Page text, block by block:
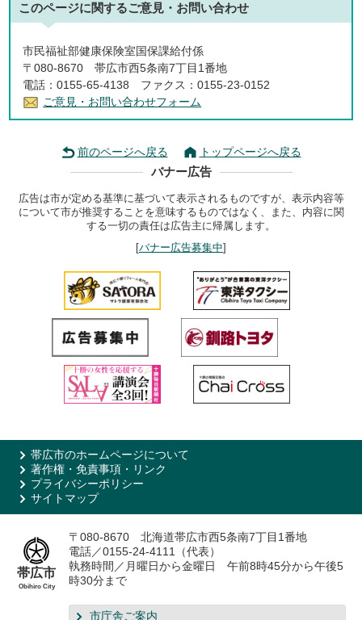
このページに関するご意見・お問い合わせ
市民福祉部健康保険室国保課給付係
〒080-8670 帯広市西5条南7丁目1番地
電話：0155-65-4138 ファクス：0155-23-0152
ご意見・お問い合わせフォーム
前のページへ戻る トップページへ戻る
バナー広告
広告は市が定める基準に基づいて表示されるものですが、表示内容等
について市が推奨することを意味するものではなく、また、内容に関
する一切の責任は広告主に帰属します。
[バナー広告募集中]
帯広市のホームページについて
著作権・免責事項・リンク
プライバシーポリシー
サイトマップ
帯広市
Obihiro City
〒080-8670 北海道帯広市西5条南7丁目1番地
電話／0155-24-4111（代表）
執務時間／月曜日から金曜日 午前8時45分から午後5
時30分まで
市庁舎ご案内